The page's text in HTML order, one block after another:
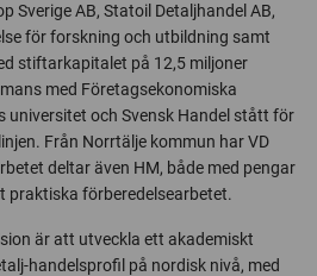
Sverige AB, Statoil Detaljhandel AB,
för forskning och utbildning samt
stiftarkapitalet på 12,5 miljoner
med Företagsekonomiska
universitet och Svensk Handel stått för
Från Norrtälje kommun har VD
deltar även HM, både med pengar
praktiska förberedelsearbetet.
är att utveckla ett akademiskt
handelsprofil på nordisk nivå, med